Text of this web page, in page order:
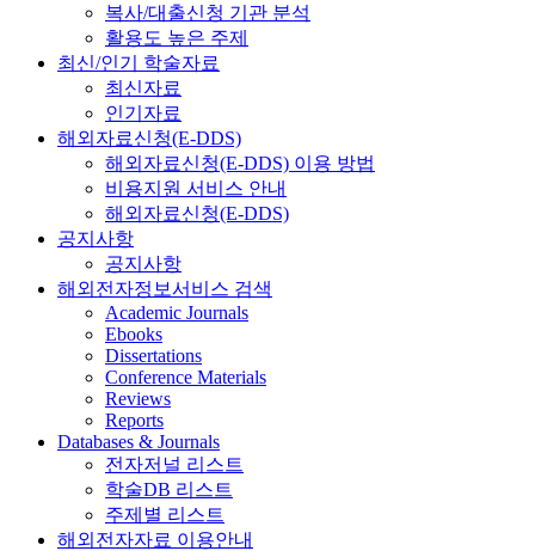
복사/대출신청 기관 분석
활용도 높은 주제
최신/인기 학술자료
최신자료
인기자료
해외자료신청(E-DDS)
해외자료신청(E-DDS) 이용 방법
비용지원 서비스 안내
해외자료신청(E-DDS)
공지사항
공지사항
해외전자정보서비스 검색
Academic Journals
Ebooks
Dissertations
Conference Materials
Reviews
Reports
Databases & Journals
전자저널 리스트
학술DB 리스트
주제별 리스트
해외전자자료 이용안내